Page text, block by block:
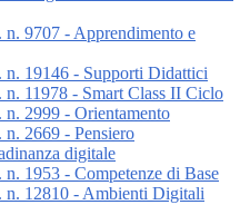
9707 - Apprendimento e
19146 - Supporti Didattici
11978 - Smart Class II Ciclo
2999 - Orientamento
2669 - Pensiero
digitale
1953 - Competenze di Base
n. 12810 - Ambienti Digitali